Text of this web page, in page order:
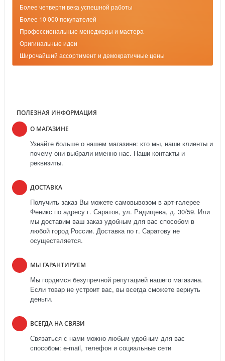
Более четверти века успешной работы
Более 10 000 покупателей
Профессиональные менеджеры и мастера
Оригинальные идеи
Широчайший ассортимент и демократичные цены
ПОЛЕЗНАЯ ИНФОРМАЦИЯ
О МАГАЗИНЕ
Узнайте больше о нашем магазине: кто мы, наши клиенты и
почему они выбрали именно нас. Наши контакты и
реквизиты.
ДОСТАВКА
Получить заказ Вы можете самовывозом в арт-галерее
Феникс по адресу г. Саратов, ул. Радищева, д. 30/59. Или
мы доставим ваш заказ удобным для вас способом в
любой город России. Доставка по г. Саратову не
осуществляется.
МЫ ГАРАНТИРУЕМ
Мы гордимся безупречной репутацией нашего магазина.
Если товар не устроит вас, вы всегда сможете вернуть
деньги.
ВСЕГДА НА СВЯЗИ
Связаться с нами можно любым удобным для вас
способом: e-mail, телефон и социальные сети